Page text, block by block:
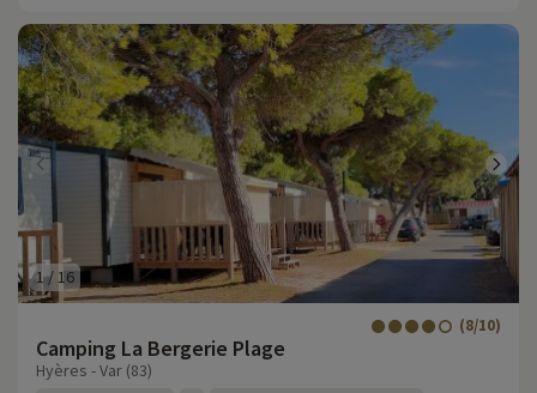
1/ 16
Camping La Bergerie Plage
(8/10)
Hyères - Var (83)